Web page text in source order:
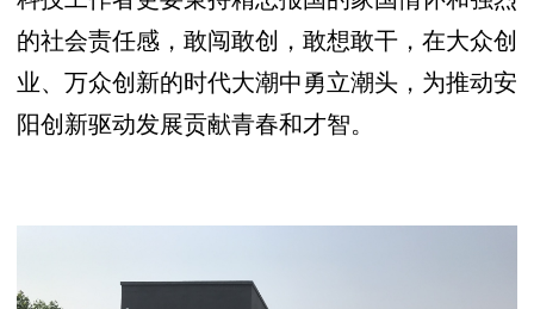
的社会责任感，敢闯敢创，敢想敢干，在大众创
业、万众创新的时代大潮中勇立潮头，为推动安
阳创新驱动发展贡献青春和才智。